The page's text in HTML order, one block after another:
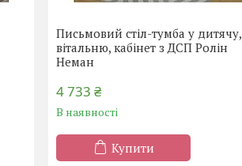
Письмовий стіл-тумба у дитячу,
вітальню, кабінет з ДСП Ролін
Неман
4 733 ₴
В наявності
Купити